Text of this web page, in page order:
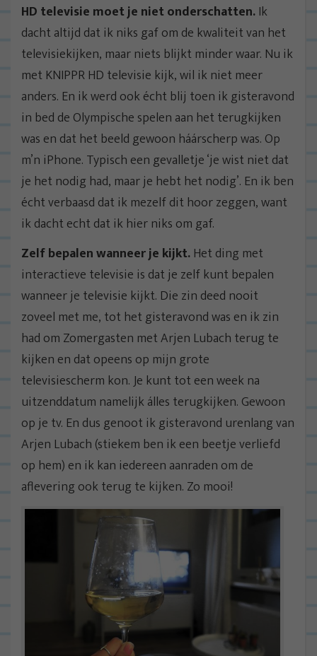
HD televisie moet je niet onderschatten. Ik
dacht altijd dat ik niks gaf om de kwaliteit van het
televisiekijken, maar niets blijkt minder waar. Nu ik
met KNIPPR HD televisie kijk, wil ik niet meer
anders. En ik werd ook écht blij toen ik gisteravond
in bed de Olympische spelen aan het terugkijken
was en dat het beeld gewoon háárscherp was. Op
m’n iPhone. Typisch een gevalletje ‘je wist niet dat
je het nodig had, maar je hebt het nodig’. En ik ben
écht verbaasd dat ik mezelf dit hoor zeggen, want
ik dacht echt dat ik hier niks om gaf.
Zelf bepalen wanneer je kijkt. Het ding met
interactieve televisie is dat je zelf kunt bepalen
wanneer je televisie kijkt. Die zin deed nooit
zoveel met me, tot het gisteravond was en ik zin
had om Zomergasten met Arjen Lubach terug te
kijken en dat opeens op mijn grote
televisiescherm kon. Je kunt tot een week na
uitzenddatum namelijk álles terugkijken. Gewoon
op je tv. En dus genoot ik gisteravond urenlang van
Arjen Lubach (stiekem ben ik een beetje verliefd
op hem) en ik kan iedereen aanraden om de
aflevering ook terug te kijken. Zo mooi!